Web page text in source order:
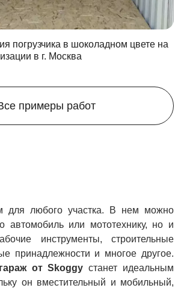
погрузчика в шоколадном цвете на
в г. Москва
примеры работ
для любого участка. В нем можно
автомобиль или мототехнику, но и
инструменты, строительные
принадлежности и многое другое.
от Skoggy станет идеальным
он вместительный и мобильный,